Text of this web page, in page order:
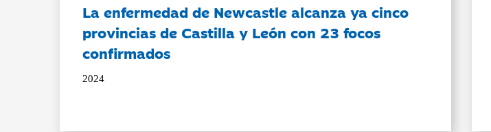
La enfermedad de Newcastle alcanza ya cinco
provincias de Castilla y León con 23 focos
confirmados
2024